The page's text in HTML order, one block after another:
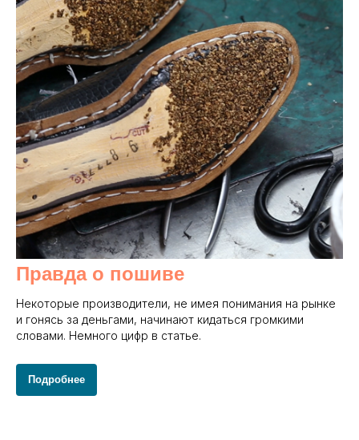
Правда о пошиве
Некоторые производители, не имея понимания на рынке
и гонясь за деньгами, начинают кидаться громкими
словами. Немного цифр в статье.
Подробнее